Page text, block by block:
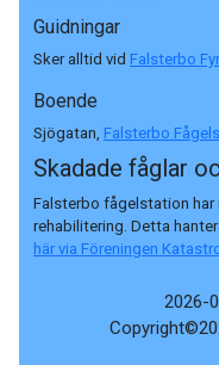
Guidningar
Sker alltid vid Falsterbo Fyr
Boende
Sjögatan, Falsterbo
Skadade fåglar
Falsterbo fågelstation
rehabilitering. Detta
här via Föreningen
2026-